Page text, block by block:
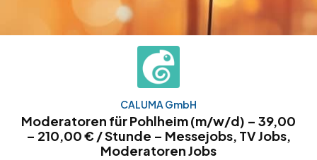
CALUMA GmbH
Moderatoren für Pohlheim (m/w/d) – 39,00
– 210,00 € / Stunde – Messejobs, TV Jobs,
Moderatoren Jobs